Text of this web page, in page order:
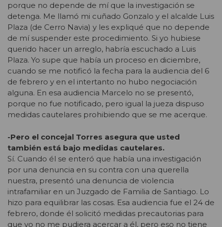
porque no depende de mí que la investigación se
detenga. Me llamó mi cuñado Gonzalo y el alcalde Luis
Plaza (de Cerro Navia) y les expliqué que no depende
de mí suspender este procedimiento. Si yo hubiese
querido hacer un arreglo, habría escuchado a Luis
Plaza. Yo supe que había un proceso en diciembre,
cuando se me notificó la fecha para la audiencia del 6
de febrero y en el intertanto no hubo negociación
alguna. En esa audiencia Marcelo no se presentó,
porque no fue notificado, pero igual la jueza dispuso
medidas cautelares prohibiendo que se me acerque.
-Pero el concejal Torres asegura que usted
también está bajo medidas cautelares.
Sí. Cuando él se enteró que había una investigación
por una denuncia en su contra con una querella
nuestra, presentó una denuncia de violencia
intrafamiliar en un Juzgado de Familia de Santiago. Lo
hizo para equilibrar las cosas. Esa audiencia fue el 24 de
febrero, donde él solicitó medidas precautorias para
que yo no me pudiera acercar a él, pero eso no tiene